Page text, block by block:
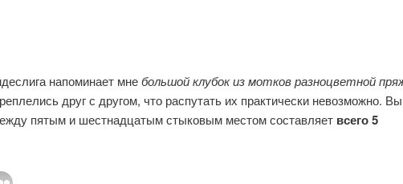
напоминает мнебольшой клубок из мотков разноцветной
друг с другом, что распутать их практически невозможно. Вы
пятым и шестнадцатым стыковым местом составляет всего 5